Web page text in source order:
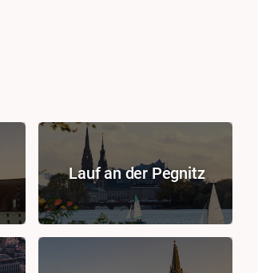
Lauf an der Pegnitz